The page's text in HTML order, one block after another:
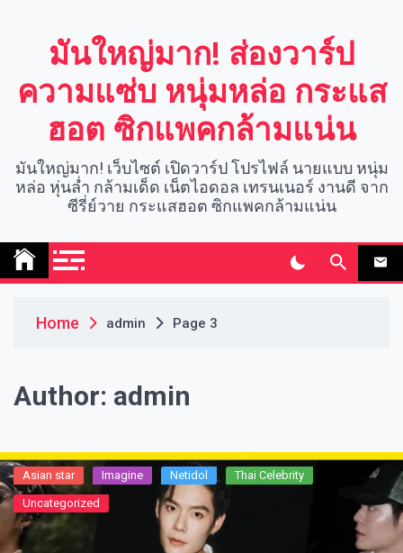
มันใหญ่มาก! ส่องวาร์ป
ความแซ่บ หนุ่มหล่อ กระแส
ฮอต ซิกแพคกล้ามแน่น
มันใหญ่มาก! เว็บไซต์ เปิดวาร์ป โปรไฟล์ นายแบบ หนุ่ม
หล่อ หุ่นล่ำ กล้ามเด็ด เน็ตไอดอล เทรนเนอร์ งานดี จาก
ซีรี่ย์วาย กระแสฮอต ซิกแพคกล้ามแน่น
Home admin Page 3
Author: admin
Asian star Imagine​ Netidol Thai Celebrity
Uncategorized